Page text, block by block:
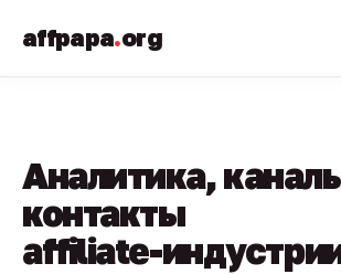
affpapa.org
Аналитика,
контакты
affiliate-